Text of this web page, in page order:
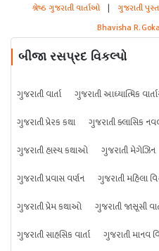
શ્રેષ્ઠ ગુજરાતી વાર્તાઓ | ગુજરાતી
Bhavisha R.
બીજા રસપ્રદ વિકલ્પો
ગુજરાતી વાર્તા ગુજરાતી આધ્યાત્મિક
ગુજરાતી પ્રેરક કથા
ગુજરાતી ક્લાસિક
ગુજરાતી હાસ્ય કથાઓ
ગુજરાતી મેગેઝિન
ગુજરાતી પ્રવાસ વર્ણન
ગુજરાતી મહિલા
ગુજરાતી પ્રેમ કથાઓ
ગુજરાતી જાસૂસી
ગુજરાતી સાહસિક વાર્તા
ગુજરાતી માનવ